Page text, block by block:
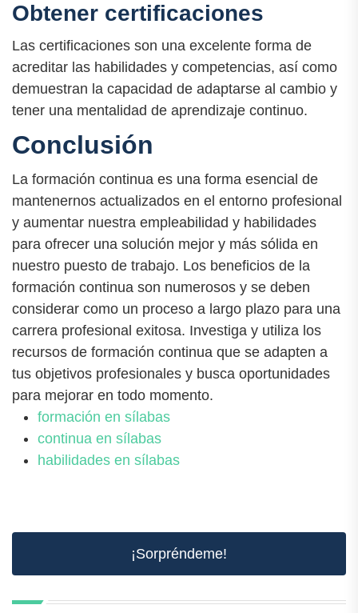
Obtener certificaciones
Las certificaciones son una excelente forma de
acreditar las habilidades y competencias, así como
demuestran la capacidad de adaptarse al cambio y
tener una mentalidad de aprendizaje continuo.
Conclusión
La formación continua es una forma esencial de
mantenernos actualizados en el entorno profesional
y aumentar nuestra empleabilidad y habilidades
para ofrecer una solución mejor y más sólida en
nuestro puesto de trabajo. Los beneficios de la
formación continua son numerosos y se deben
considerar como un proceso a largo plazo para una
carrera profesional exitosa. Investiga y utiliza los
recursos de formación continua que se adapten a
tus objetivos profesionales y busca oportunidades
para mejorar en todo momento.
formación en sílabas
continua en sílabas
habilidades en sílabas
¡Sorpréndeme!